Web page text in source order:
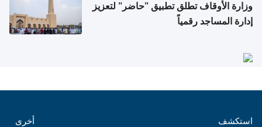
وزارة الأوقاف تطلق تطبيق "حاضر" لتعزيز
إدارة المساجد رقمياً
استكشف أخرى